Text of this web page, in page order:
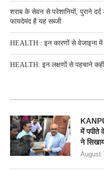
शराब के सेवन से परेशानियों, पुराने
फायदेमंद है यह सब्जी
HEALTH : इन कारणों से वेजाइना
HEALTH: इन लक्षणों से पहचाने
में पपीते
ने
August